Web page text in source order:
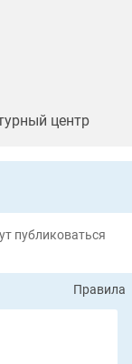
центр
публиковаться
Правила